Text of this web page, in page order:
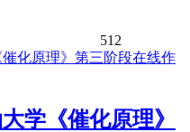
512
学《催化原理》